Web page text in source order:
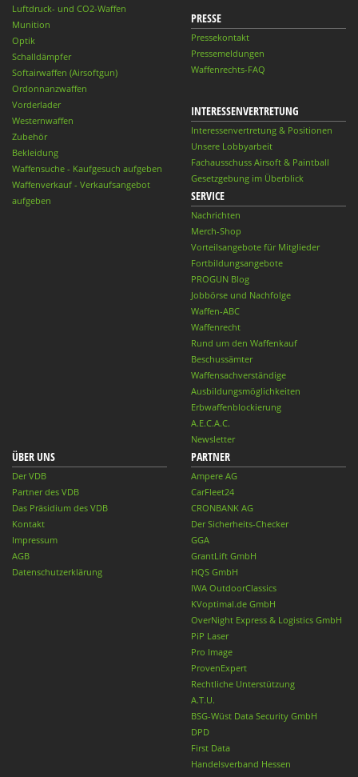
Luftdruck- und CO2-Waffen
Munition
Optik
Schalldämpfer
Softairwaffen (Airsoftgun)
Ordonnanzwaffen
Vorderlader
Westernwaffen
Zubehör
Bekleidung
Waffensuche - Kaufgesuch aufgeben
Waffenverkauf - Verkaufsangebot
aufgeben
PRESSE
Pressekontakt
Pressemeldungen
Waffenrechts-FAQ
INTERESSENVERTRETUNG
Interessenvertretung & Positionen
Unsere Lobbyarbeit
Fachausschuss Airsoft & Paintball
Gesetzgebung im Überblick
SERVICE
Nachrichten
Merch-Shop
Vorteilsangebote für Mitglieder
Fortbildungsangebote
PROGUN Blog
Jobbörse und Nachfolge
Waffen-ABC
Waffenrecht
Rund um den Waffenkauf
Beschussämter
Waffensachverständige
Ausbildungsmöglichkeiten
Erbwaffenblockierung
A.E.C.A.C.
Newsletter
ÜBER UNS
Der VDB
Partner des VDB
Das Präsidium des VDB
Kontakt
Impressum
AGB
Datenschutzerklärung
PARTNER
Ampere AG
CarFleet24
CRONBANK AG
Der Sicherheits-Checker
GGA
GrantLift GmbH
HQS GmbH
IWA OutdoorClassics
KVoptimal.de GmbH
OverNight Express & Logistics GmbH
PiP Laser
Pro Image
ProvenExpert
Rechtliche Unterstützung
A.T.U.
BSG-Wüst Data Security GmbH
DPD
First Data
Handelsverband Hessen